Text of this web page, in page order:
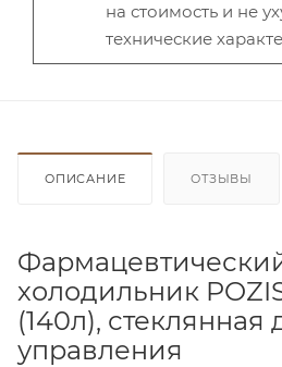
на стоимость и не
технические
ОПИСАНИЕ ОТЗЫВЫ
холодильник
(140л), стеклянная
управления